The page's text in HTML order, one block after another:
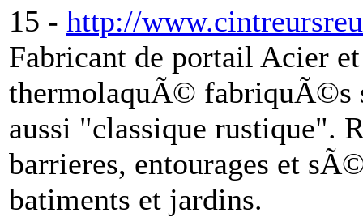
15 - http://
Fabricant de portail Acier
thermolaquÃ© fabriquÃ©s
aussi "classique rustique".
barrieres, entourages et
batiments et jardins.